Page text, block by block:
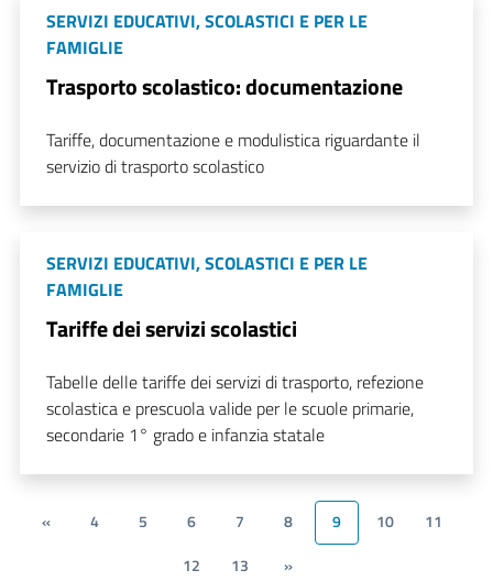
SERVIZI EDUCATIVI, SCOLASTICI E PER LE
FAMIGLIE
Trasporto scolastico: documentazione
Tariffe, documentazione e modulistica riguardante il
servizio di trasporto scolastico
SERVIZI EDUCATIVI, SCOLASTICI E PER LE
FAMIGLIE
Tariffe dei servizi scolastici
Tabelle delle tariffe dei servizi di trasporto, refezione
scolastica e prescuola valide per le scuole primarie,
secondarie 1° grado e infanzia statale
« 4 5 6 7 8 9 10
11
12
13 »